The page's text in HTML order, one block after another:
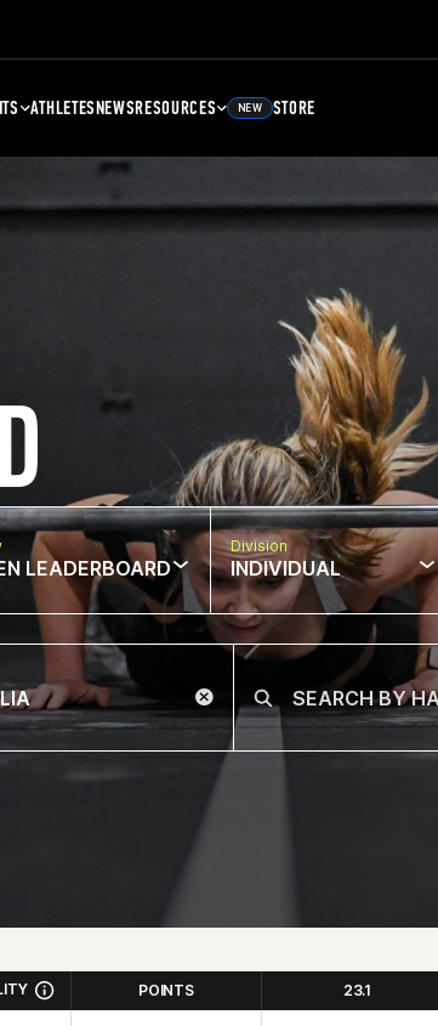
ATHLETESNEWSRESOURCES NEW STORE
LEADERBOARD
Division
INDIVIDUAL
POINTS 23.1